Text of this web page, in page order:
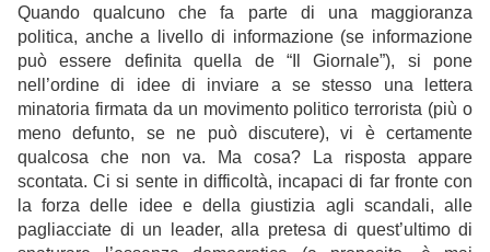
Quando qualcuno che fa parte di una maggioranza
politica, anche a livello di informazione (se informazione
può essere definita quella de “Il Giornale”), si pone
nell’ordine di idee di inviare a se stesso una lettera
minatoria firmata da un movimento politico terrorista (più o
meno defunto, se ne può discutere), vi è certamente
qualcosa che non va. Ma cosa? La risposta appare
scontata. Ci si sente in difficoltà, incapaci di far fronte con
la forza delle idee e della giustizia agli scandali, alle
pagliacciate di un leader, alla pretesa di quest’ultimo di